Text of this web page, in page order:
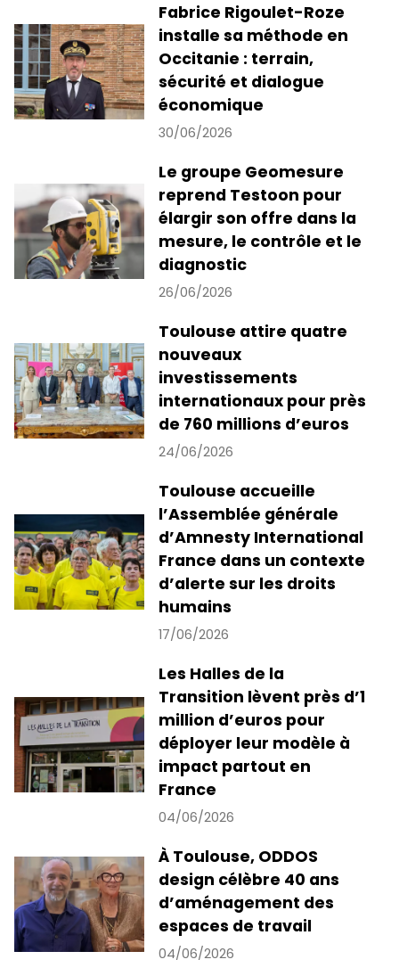
Fabrice Rigoulet-Roze
installe sa méthode en
Occitanie : terrain,
sécurité et dialogue
économique
30/06/2026
Le groupe Geomesure
reprend Testoon pour
élargir son offre dans la
mesure, le contrôle et le
diagnostic
26/06/2026
Toulouse attire quatre
nouveaux
investissements
internationaux pour près
de 760 millions d’euros
24/06/2026
Toulouse accueille
l’Assemblée générale
d’Amnesty International
France dans un contexte
d’alerte sur les droits
humains
17/06/2026
Les Halles de la
Transition lèvent près d’1
million d’euros pour
déployer leur modèle à
impact partout en
France
04/06/2026
À Toulouse, ODDOS
design célèbre 40 ans
d’aménagement des
espaces de travail
04/06/2026